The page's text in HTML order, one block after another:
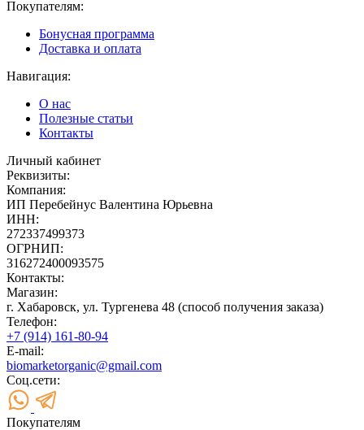
Покупателям:
Бонусная программа
Доставка и оплата
Навигация:
О нас
Полезные статьи
Контакты
Личный кабинет
Реквизиты:
Компания:
ИП Перебейнус Валентина Юрьевна
ИНН:
272337499373
ОГРНИП:
316272400093575
Контакты:
Магазин:
г. Хабаровск, ул. Тургенева 48 (способ получения заказа)
Телефон:
+7 (914) 161-80-94
E-mail:
biomarketorganic@gmail.com
Соц.сети:
Покупателям